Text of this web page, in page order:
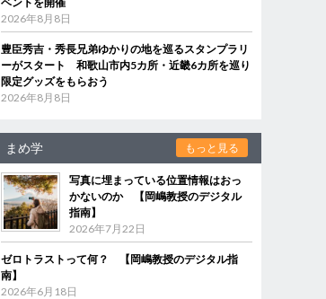
2026年8月8日
豊臣秀吉・秀長兄弟ゆかりの地を巡るスタンプラリ
ーがスタート 和歌山市内5カ所・近畿6カ所を巡り
限定グッズをもらおう
2026年8月8日
まめ学 もっと見る
写真に埋まっている位置情報はおっ
かないのか 【岡嶋教授のデジタル
指南】
2026年7月22日
ゼロトラストって何？ 【岡嶋教授のデジタル指
南】
2026年6月18日